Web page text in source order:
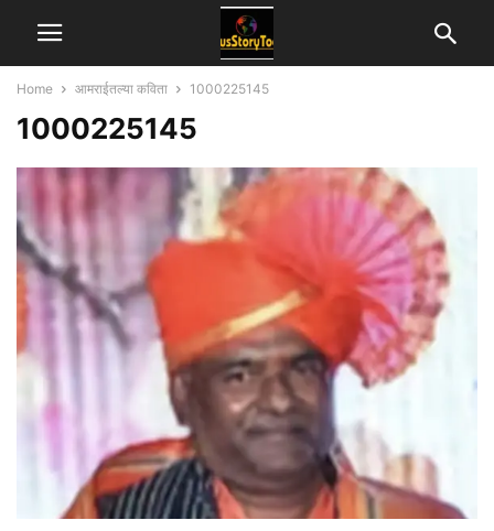
Home आमराईतल्या कविता 1000225145
1000225145